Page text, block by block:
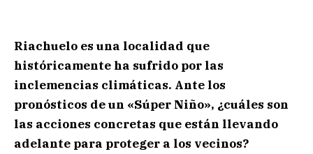
Riachuelo es una localidad que
históricamente ha sufrido por las
inclemencias climáticas. Ante los
pronósticos de un «Súper Niño», ¿cuáles son
las acciones concretas que están llevando
adelante para proteger a los vecinos?